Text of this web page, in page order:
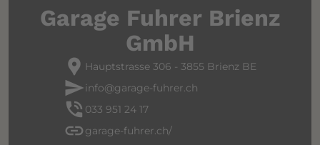
Garage Fuhrer Brienz
GmbH
location_pin Hauptstrasse 306 - 3855 Brienz BE
sendinfo@garage-fuhrer.ch
phone_in_talk 033 951 24 17
link garage-fuhrer.ch/